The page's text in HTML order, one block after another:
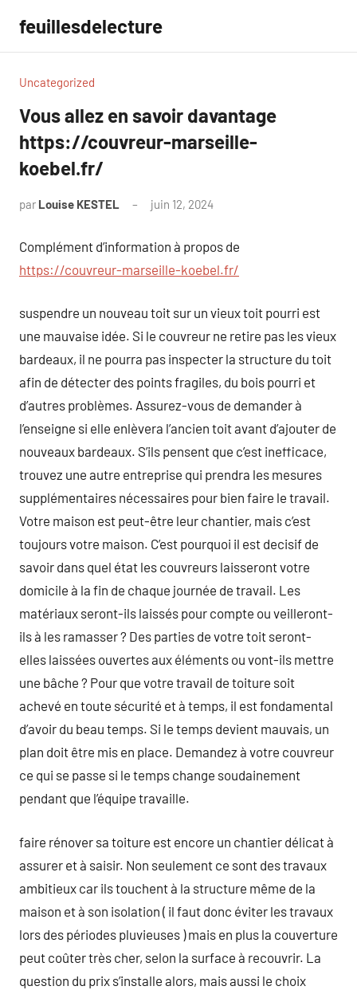
contenu
feuillesdelecture
Uncategorized
Vous allez en savoir davantage
https://couvreur-marseille-
koebel.fr/
par Louise KESTEL juin 12, 2024
Complément d’information à propos de
https://couvreur-marseille-koebel.fr/
suspendre un nouveau toit sur un vieux toit pourri est
une mauvaise idée. Si le couvreur ne retire pas les vieux
bardeaux, il ne pourra pas inspecter la structure du toit
afin de détecter des points fragiles, du bois pourri et
d’autres problèmes. Assurez-vous de demander à
l’enseigne si elle enlèvera l’ancien toit avant d’ajouter de
nouveaux bardeaux. S’ils pensent que c’est inefficace,
trouvez une autre entreprise qui prendra les mesures
supplémentaires nécessaires pour bien faire le travail.
Votre maison est peut-être leur chantier, mais c’est
toujours votre maison. C’est pourquoi il est decisif de
savoir dans quel état les couvreurs laisseront votre
domicile à la fin de chaque journée de travail. Les
matériaux seront-ils laissés pour compte ou veilleront-
ils à les ramasser ? Des parties de votre toit seront-
elles laissées ouvertes aux éléments ou vont-ils mettre
une bâche ? Pour que votre travail de toiture soit
achevé en toute sécurité et à temps, il est fondamental
d’avoir du beau temps. Si le temps devient mauvais, un
plan doit être mis en place. Demandez à votre couvreur
ce qui se passe si le temps change soudainement
pendant que l’équipe travaille.
faire rénover sa toiture est encore un chantier délicat à
assurer et à saisir. Non seulement ce sont des travaux
ambitieux car ils touchent à la structure même de la
maison et à son isolation ( il faut donc éviter les travaux
lors des périodes pluvieuses ) mais en plus la couverture
peut coûter très cher, selon la surface à recouvrir. La
question du prix s’installe alors, mais aussi le choix